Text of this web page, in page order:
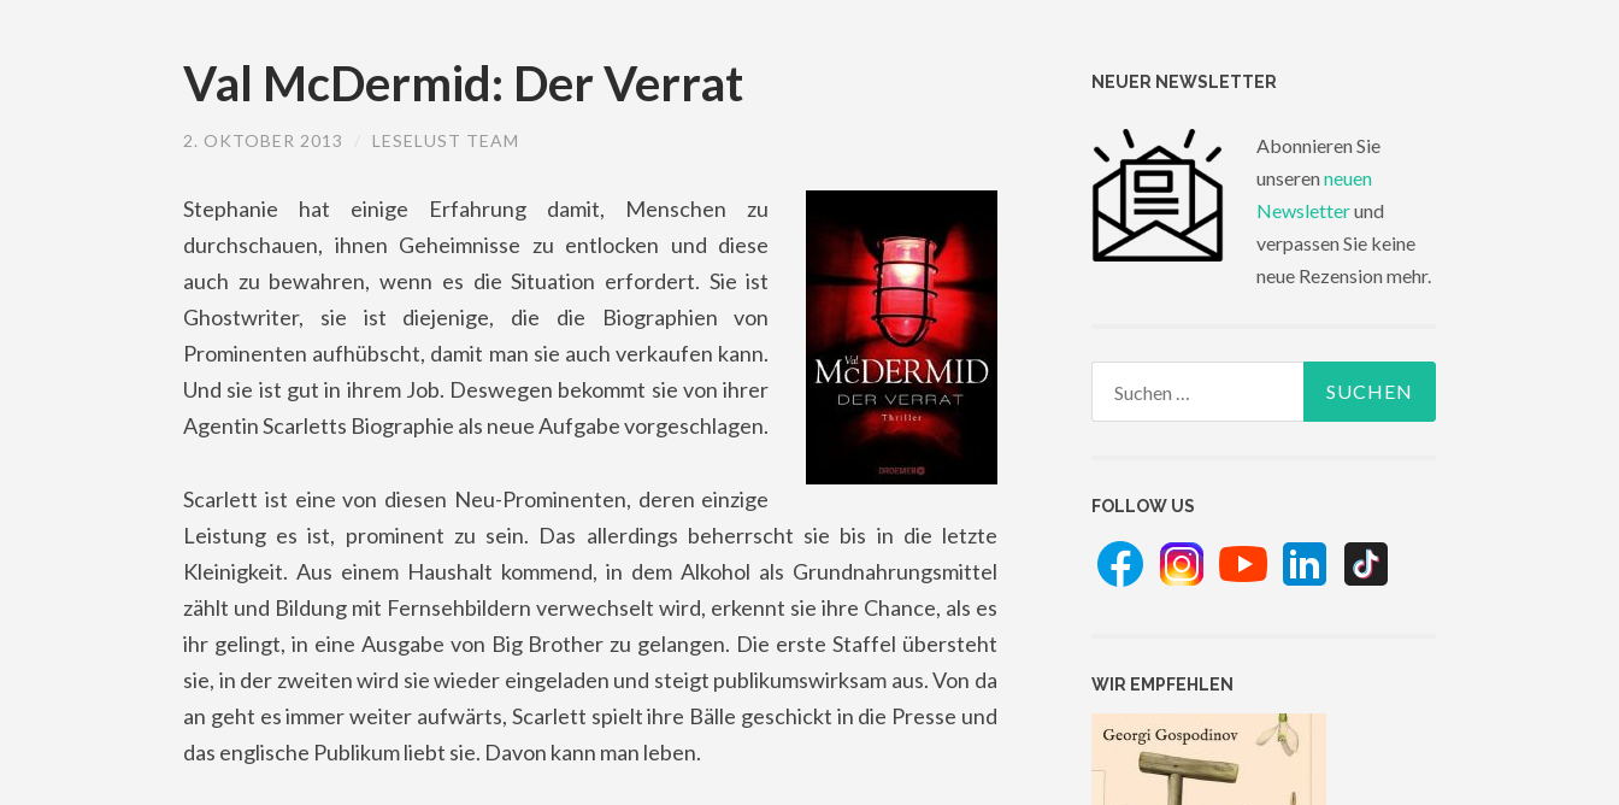
Val McDermid: Der Verrat
2. OKTOBER 2013 LESELUST TEAM
Stephanie hat einige Erfahrung damit, Menschen zu
durchschauen, ihnen Geheimnisse zu entlocken und diese
auch zu bewahren, wenn es die Situation erfordert. Sie ist
Ghostwriter, sie ist diejenige, die die Biographien von
Prominenten aufhübscht, damit man sie auch verkaufen kann.
Und sie ist gut in ihrem Job. Deswegen bekommt sie von ihrer
Agentin Scarletts Biographie als neue Aufgabe vorgeschlagen.
Scarlett ist eine von diesen Neu-Prominenten, deren einzige
Leistung es ist, prominent zu sein. Das allerdings beherrscht sie bis in die letzte
Kleinigkeit. Aus einem Haushalt kommend, in dem Alkohol als Grundnahrungsmittel
zählt und Bildung mit Fernsehbildern verwechselt wird, erkennt sie ihre Chance, als es
ihr gelingt, in eine Ausgabe von Big Brother zu gelangen. Die erste Staffel übersteht
sie, in der zweiten wird sie wieder eingeladen und steigt publikumswirksam aus. Von da
an geht es immer weiter aufwärts, Scarlett spielt ihre Bälle geschickt in die Presse und
das englische Publikum liebt sie. Davon kann man leben.
NEUER NEWSLETTER
Abonnieren Sie
unserenneuen
Newsletterund
verpassen Sie keine
neue Rezension mehr.
FOLLOW US
WIR EMPFEHLEN